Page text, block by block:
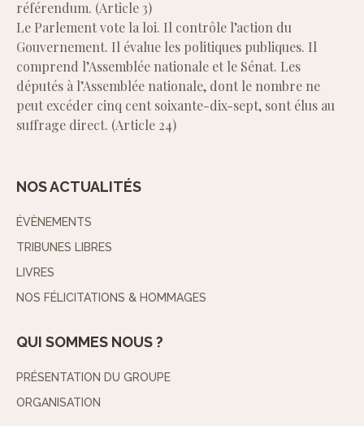
référendum. (Article 3)
Le Parlement vote la loi. Il contrôle l’action du
Gouvernement. Il évalue les politiques publiques. Il
comprend l’Assemblée nationale et le Sénat. Les
députés à l’Assemblée nationale, dont le nombre ne
peut excéder cinq cent soixante-dix-sept, sont élus au
suffrage direct. (Article 24)
NOS ACTUALITÉS
ÉVÈNEMENTS
TRIBUNES LIBRES
LIVRES
NOS FÉLICITATIONS & HOMMAGES
QUI SOMMES NOUS ?
PRÉSENTATION DU GROUPE
ORGANISATION